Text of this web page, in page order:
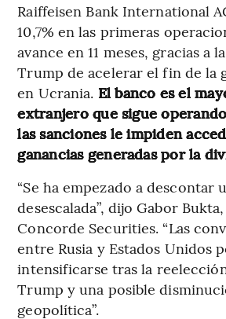
Raiffeisen Bank International
10,7% en las primeras
avance en 11 meses, gracias a
Trump de acelerar el fin de la
en Ucrania. El banco es el
extranjero que sigue
las sanciones le impiden
ganancias generadas por la
“Se ha empezado a descontar
desescalada”, dijo Gabor
Concorde Securities. “Las
entre Rusia y Estados Unidos
intensificarse tras la
Trump y una posible
geopolítica”.